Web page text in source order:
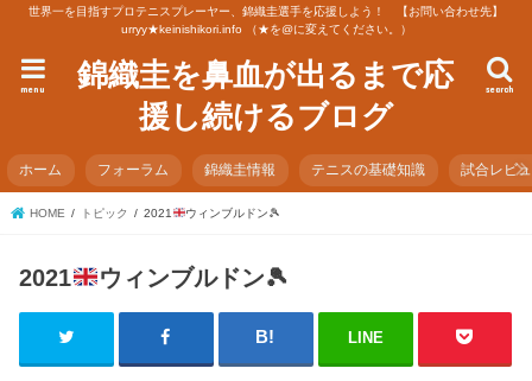
世界一を目指すプロテニスプレーヤー、錦織圭選手を応援しよう！ 【お問い合わせ先】
urryy★keinishikori.info （★を@に変えてください。）
錦織圭を鼻血が出るまで応
援し続けるブログ
search
menu
ホーム フォーラム 錦織圭情報 テニスの基礎知識 試合レビ
HOME トピック 2021 ウィンブルドン🎾
2021 ウィンブルドン🎾
LINE